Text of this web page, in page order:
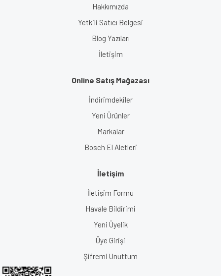
Hakkımızda
Yetkili Satıcı Belgesi
Blog Yazıları
İletişim
Online Satış Mağazası
İndirimdekiler
Yeni Ürünler
Markalar
Bosch El Aletleri
İletişim
İletişim Formu
Havale Bildirimi
Yeni Üyelik
Üye Girişi
Şifremi Unuttum